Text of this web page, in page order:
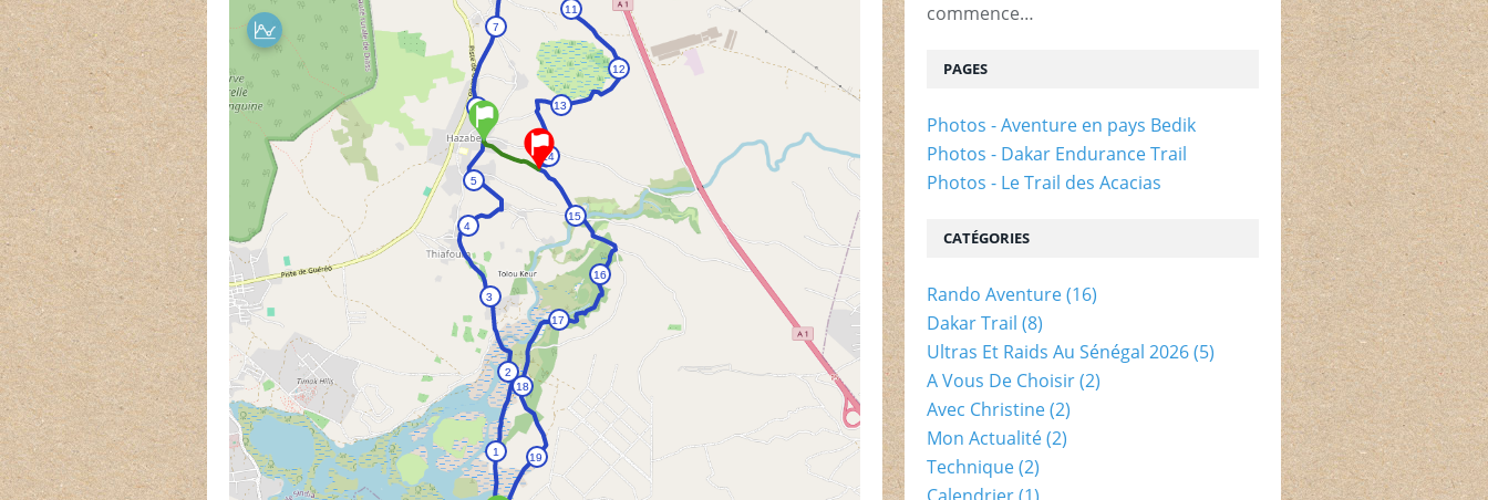
commence…
PAGES
Photos - Aventure en pays Bedik
Photos - Dakar Endurance Trail
Photos - Le Trail des Acacias
CATÉGORIES
Rando Aventure(16)
Dakar Trail (8)
Ultras Et Raids Au Sénégal 2026(5)
A Vous De Choisir(2)
Avec Christine(2)
Mon Actualité(2)
Technique(2)